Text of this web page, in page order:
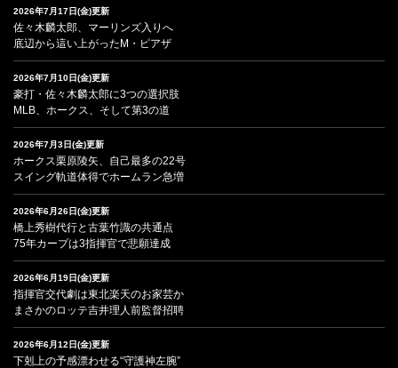
2026年7月17日(金)更新
佐々木麟太郎、マーリンズ入りへ
底辺から這い上がったM・ピアザ
2026年7月10日(金)更新
豪打・佐々木麟太郎に3つの選択肢
MLB、ホークス、そして第3の道
2026年7月3日(金)更新
ホークス栗原陵矢、自己最多の22号
スイング軌道体得でホームラン急増
2026年6月26日(金)更新
橋上秀樹代行と古葉竹識の共通点
75年カープは3指揮官で悲願達成
2026年6月19日(金)更新
指揮官交代劇は東北楽天のお家芸か
まさかのロッテ吉井理人前監督招聘
2026年6月12日(金)更新
下剋上の予感漂わせる“守護神左腕”